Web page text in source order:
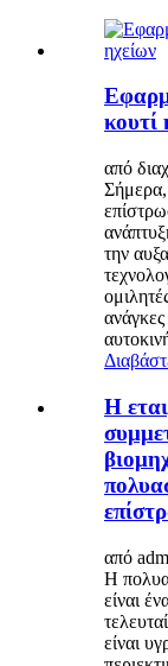
κουτί
από
Σήμερα,
την
Η
από
Η
είναι
είναι